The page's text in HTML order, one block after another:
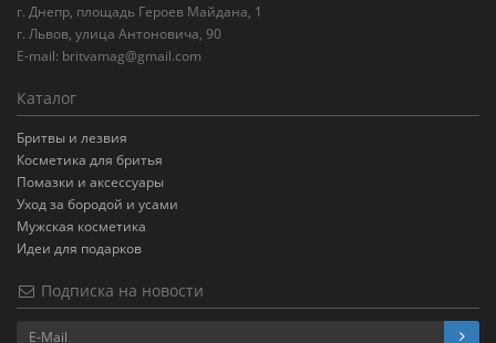
г. Днепр, площадь Героев Майдана, 1
г. Львов, улица Антоновича, 90
E-mail: britvamag@gmail.com
Каталог
Бритвы и лезвия
Косметика для бритья
Помазки и аксессуары
Уход за бородой и усами
Мужская косметика
Идеи для подарков
Подписка на новости